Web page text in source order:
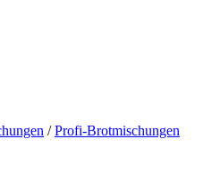
/Profi-Brotmischungen